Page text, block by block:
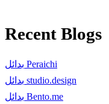
Recent Blogs
بدائل Peraichi
بدائل studio.design
بدائل Bento.me